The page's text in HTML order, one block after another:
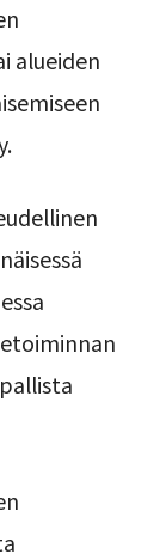
alueiden